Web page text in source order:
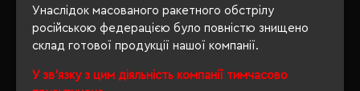
Унаслідок масованого ракетного обстрілу
російською федерацією було повністю знищено
склад готової продукції нашої компанії.
У зв'язку з цим діяльність компанії тимчасово
упаковки
Сертифікація
OEKO-TEX® Standard 100,
PETA-Approved Vegan